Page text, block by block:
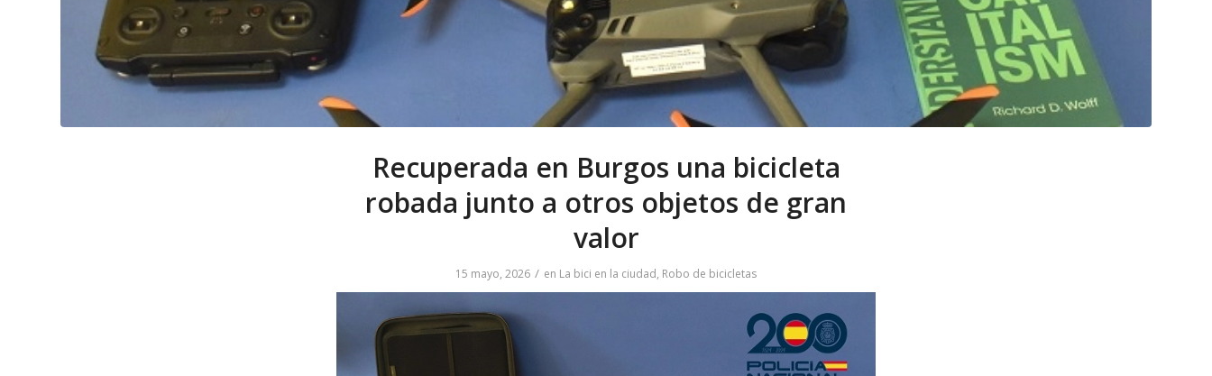
Recuperada en Burgos una bicicleta
robada junto a otros objetos de gran
valor
15 mayo, 2026 / en La bici en la ciudad, Robo de bicicletas